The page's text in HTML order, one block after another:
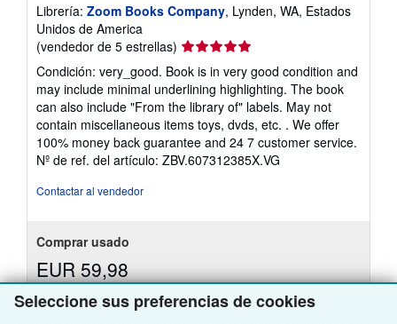
Seleccione sus preferencias de cookies
Librería: Zoom Books Company, Lynden, WA, Estados
Unidos de America
(vendedor de 5 estrellas) Calificación
del
vendedor:
5
de
5
estrellas
Condición: very_good. Book is in very good condition and
may include minimal underlining highlighting. The book
can also include "From the library of" labels. May not
contain miscellaneous items toys, dvds, etc. . We offer
100% money back guarantee and 24 7 customer service.
Nº de ref. del artículo: ZBV.607312385X.VG
Contactar al vendedor
Comprar usado
EUR 59,98
Gastos de envío gratis
Más
Se envía dentro de Estados Unidos de America